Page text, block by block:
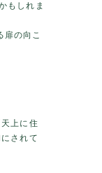
もしれま
扉の向こ
上に住
されて